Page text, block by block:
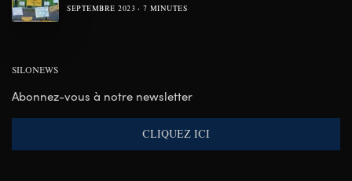
SEPTEMBRE 2023 7 MINUTES
SILONEWS
Abonnez-vous à notre newsletter
CLIQUEZ ICI